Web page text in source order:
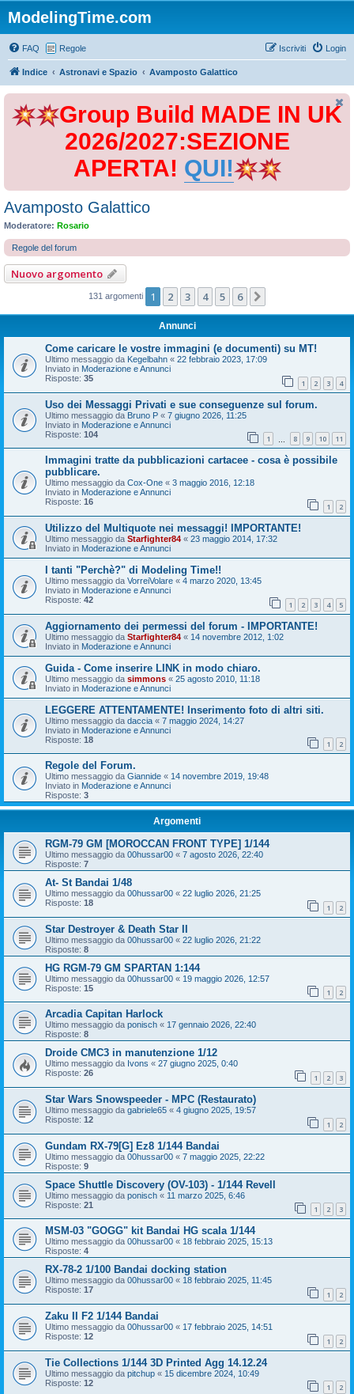
ModelingTime.com
FAQ Regole Login
Iscriviti
Indice Astronavi e Spazio Avamposto Galattico
Group Build MADE IN UK
2026/2027:SEZIONE
APERTA! QUI!
Avamposto Galattico
Moderatore: Rosario
Regole del forum
Nuovo argomento
131 argomenti 1 2 3 4 5 6
Annunci
Come caricare le vostre immagini (e documenti) su MT!
Ultimo messaggio da Kegelbahn « 22 febbraio 2023, 17:09
Inviato in Moderazione e Annunci
Risposte: 35 1 2 3 4
Uso dei Messaggi Privati e sue conseguenze sul forum.
Ultimo messaggio da Bruno P « 7 giugno 2026, 11:25
Inviato in Moderazione e Annunci
Risposte: 104 1 8 9 10 11
Immagini tratte da pubblicazioni cartacee - cosa è possibile
pubblicare.
Ultimo messaggio da Cox-One « 3 maggio 2016, 12:18
Inviato in Moderazione e Annunci
Risposte: 16 1 2
Utilizzo del Multiquote nei messaggi! IMPORTANTE!
Ultimo messaggio da Starfighter84 « 23 maggio 2014, 17:32
Inviato in Moderazione e Annunci
I tanti "Perchè?" di Modeling Time!!
Ultimo messaggio da VorreiVolare « 4 marzo 2020, 13:45
Inviato in Moderazione e Annunci
Risposte: 42 1 2 3 4 5
Aggiornamento dei permessi del forum - IMPORTANTE!
Ultimo messaggio da Starfighter84 « 14 novembre 2012, 1:02
Inviato in Moderazione e Annunci
Guida - Come inserire LINK in modo chiaro.
Ultimo messaggio da simmons « 25 agosto 2010, 11:18
Inviato in Moderazione e Annunci
LEGGERE ATTENTAMENTE! Inserimento foto di altri siti.
Ultimo messaggio da daccia « 7 maggio 2024, 14:27
Inviato in Moderazione e Annunci
Risposte: 18 1 2
Regole del Forum.
Ultimo messaggio da Giannide « 14 novembre 2019, 19:48
Inviato in Moderazione e Annunci
Risposte: 3
Argomenti
RGM-79 GM [MOROCCAN FRONT TYPE] 1/144
Ultimo messaggio da 00hussar00 « 7 agosto 2026, 22:40
Risposte: 7
At- St Bandai 1/48
Ultimo messaggio da 00hussar00 « 22 luglio 2026, 21:25
Risposte: 18 1 2
Star Destroyer & Death Star II
Ultimo messaggio da 00hussar00 « 22 luglio 2026, 21:22
Risposte: 8
HG RGM-79 GM SPARTAN 1:144
Ultimo messaggio da 00hussar00 « 19 maggio 2026, 12:57
Risposte: 15 1 2
Arcadia Capitan Harlock
Ultimo messaggio da ponisch « 17 gennaio 2026, 22:40
Risposte: 8
Droide CMC3 in manutenzione 1/12
Ultimo messaggio da Ivons « 27 giugno 2025, 0:40
Risposte: 26 1 2 3
Star Wars Snowspeeder - MPC (Restaurato)
Ultimo messaggio da gabriele65 « 4 giugno 2025, 19:57
Risposte: 12 1 2
Gundam RX-79[G] Ez8 1/144 Bandai
Ultimo messaggio da 00hussar00 « 7 maggio 2025, 22:22
Risposte: 9
Space Shuttle Discovery (OV-103) - 1/144 Revell
Ultimo messaggio da ponisch « 11 marzo 2025, 6:46
Risposte: 21 1 2 3
MSM-03 "GOGG" kit Bandai HG scala 1/144
Ultimo messaggio da 00hussar00 « 18 febbraio 2025, 15:13
Risposte: 4
RX-78-2 1/100 Bandai docking station
Ultimo messaggio da 00hussar00 « 18 febbraio 2025, 11:45
Risposte: 17 1 2
Zaku II F2 1/144 Bandai
Ultimo messaggio da 00hussar00 « 17 febbraio 2025, 14:51
Risposte: 12 1 2
Tie Collections 1/144 3D Printed Agg 14.12.24
Ultimo messaggio da pitchup « 15 dicembre 2024, 10:49
Risposte: 12 1 2